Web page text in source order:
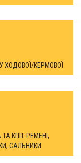
КЕРМОВОЇ
КПП: РЕМЕНІ,
САЛЬНИКИ